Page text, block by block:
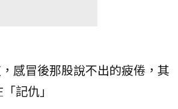
感冒後那股說不出的疲倦，其
記仇」